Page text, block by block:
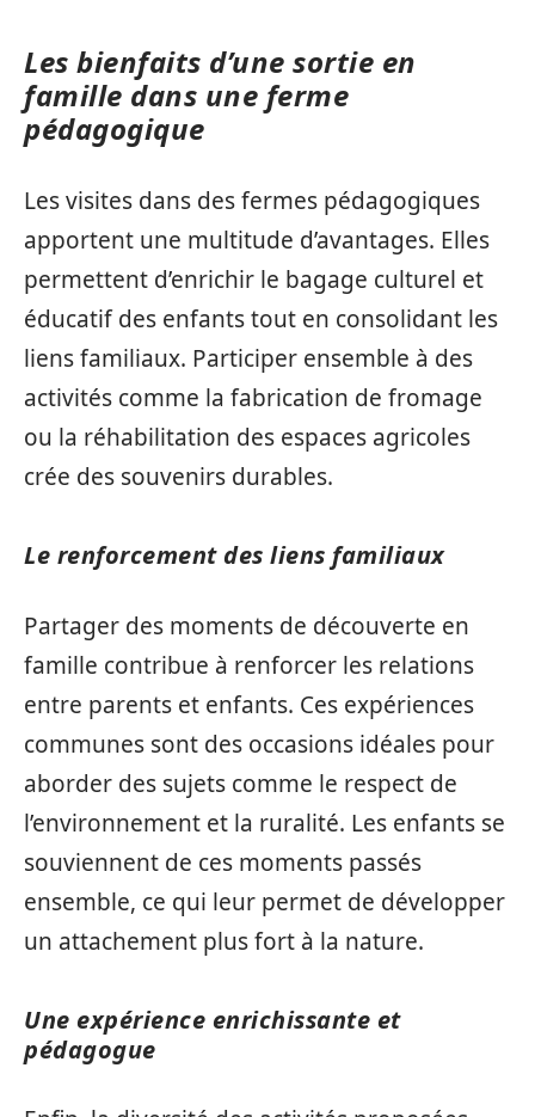
Les bienfaits d’une sortie en
famille dans une ferme
pédagogique
Les visites dans des fermes pédagogiques
apportent une multitude d’avantages. Elles
permettent d’enrichir le bagage culturel et
éducatif des enfants tout en consolidant les
liens familiaux. Participer ensemble à des
activités comme la fabrication de fromage
ou la réhabilitation des espaces agricoles
crée des souvenirs durables.
Le renforcement des liens familiaux
Partager des moments de découverte en
famille contribue à renforcer les relations
entre parents et enfants. Ces expériences
communes sont des occasions idéales pour
aborder des sujets comme le respect de
l’environnement et la ruralité. Les enfants se
souviennent de ces moments passés
ensemble, ce qui leur permet de développer
un attachement plus fort à la nature.
Une expérience enrichissante et
pédagogue